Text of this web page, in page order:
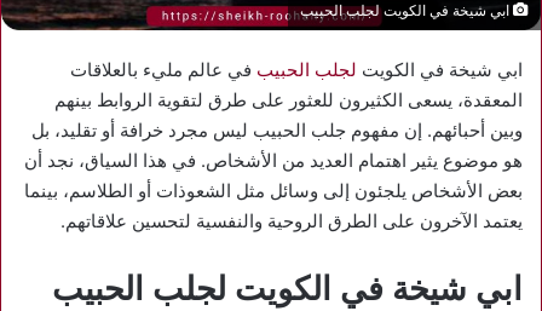
ابي شيخة في الكويت لجلب الحبيب
ابي شيخة في الكويت لجلب الحبيب في عالم مليء بالعلاقات
المعقدة، يسعى الكثيرون للعثور على طرق لتقوية الروابط بينهم
وبين أحبائهم. إن مفهوم جلب الحبيب ليس مجرد خرافة أو تقليد، بل
هو موضوع يثير اهتمام العديد من الأشخاص. في هذا السياق، نجد أن
بعض الأشخاص يلجئون إلى وسائل مثل الشعوذات أو الطلاسم، بينما
يعتمد الآخرون على الطرق الروحية والنفسية لتحسين علاقاتهم.
ابي شيخة في الكويت لجلب الحبيب